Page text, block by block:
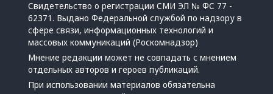
Свидетельство о регистрации СМИ ЭЛ № ФС 77 -
62371. Выдано Федеральной службой по надзору в
сфере связи, информационных технологий и
массовых коммуникаций (Роскомнадзор)
Мнение редакции может не совпадать с мнением
отдельных авторов и героев публикаций.
При использовании материалов обязательна